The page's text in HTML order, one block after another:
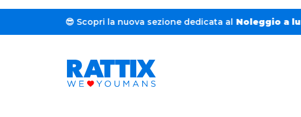
😎 Scopri la nuova sezione dedicata al Noleggio a lungo termine.